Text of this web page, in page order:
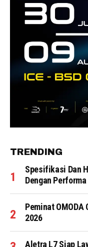
TRENDING
Spesifikasi Dan
Dengan
Peminat OMODA
2026
Aletra L7 Siap